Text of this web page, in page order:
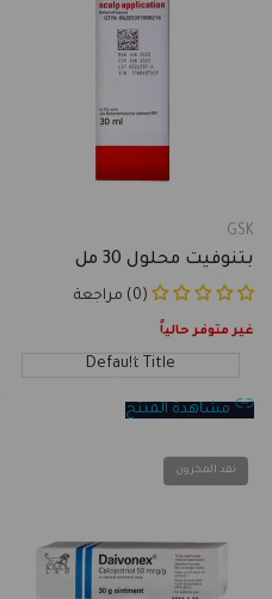
Vendor:
GSK
بتنوفيت محلول 30 مل
(0) مراجعة
غير متوفر حالياً
Default Title
مشاهدة المنتج
نفد المخزون